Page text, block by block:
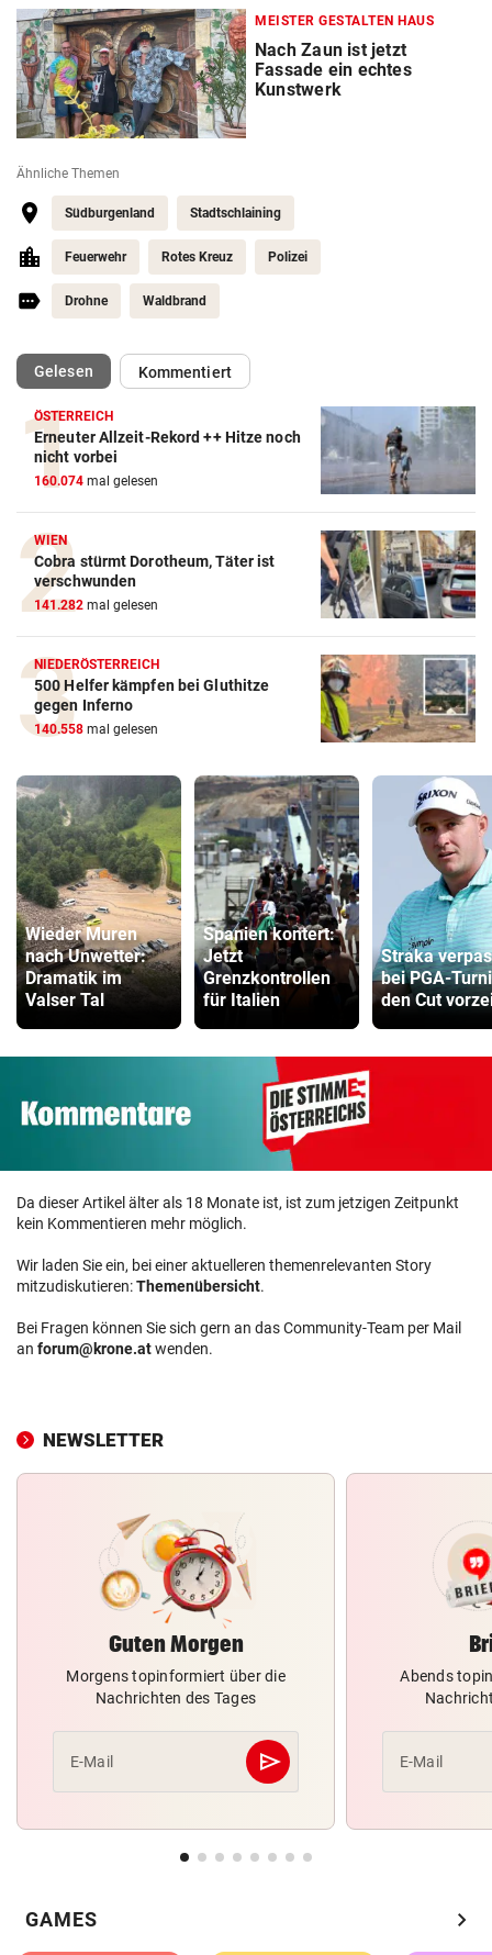
MEISTER GESTALTEN HAUS
Nach Zaun ist jetzt
Fassade ein echtes
Kunstwerk
Ähnliche Themen
Südburgenland Stadtschlaining
Feuerwehr Rotes Kreuz Polizei
Drohne Waldbrand
Gelesen(ausgewählt)Kommentiert
ÖSTERREICH
Erneuter Allzeit-Rekord ++ Hitze noch
nicht vorbei
160.074 mal gelesen
WIEN
Cobra stürmt Dorotheum, Täter ist
verschwunden
141.282 mal gelesen
NIEDERÖSTERREICH
500 Helfer kämpfen bei Gluthitze
gegen Inferno
140.558 mal gelesen
Wieder Muren
nach Unwetter:
Dramatik im
Valser Tal
Spanien kontert:
Jetzt
Grenzkontrollen
für Italien
Straka
bei PGA-
den Cut
Da dieser Artikel älter als 18 Monate ist, ist zum jetzigen Zeitpunkt
kein Kommentieren mehr möglich.
Wir laden Sie ein, bei einer aktuelleren themenrelevanten Story
mitzudiskutieren:Themenübersicht.
Bei Fragen können Sie sich gern an das Community-Team per Mail
an forum@krone.atwenden.
NEWSLETTER
Guten Morgen
Morgens topinformiert über die
Nachrichten des Tages
E-Mail send
Abschicken
Abends
E-Mail
GAMES chevron_right